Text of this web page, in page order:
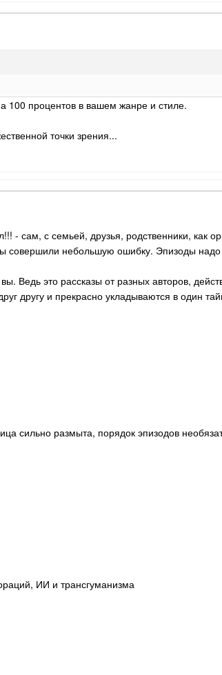
100 процентов в вашем жанре и стиле.
точки зрения...
- сам, с семьей, друзья, родственники, как
совершили небольшую ошибку. Эпизоды
Ведь это рассказы от разных авторов,
другу и прекрасно укладываются в один
сильно размыта, порядок эпизодов
ИИ и трансгуманизма